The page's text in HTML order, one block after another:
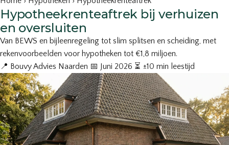
Hypotheekrenteaftrek bij verhuizen
en oversluiten
Van BEWS en bijleenregeling tot slim splitsen en scheiding, met
rekenvoorbeelden voor hypotheken tot €1,8 miljoen.
📍 Bouvy Advies Naarden 📅 Juni 2026 ⏳ ±10 min leestijd